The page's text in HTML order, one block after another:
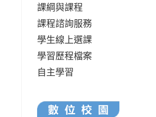
課綱與課程
課程諮詢服務
學生線上選課
學習歷程檔案
自主學習